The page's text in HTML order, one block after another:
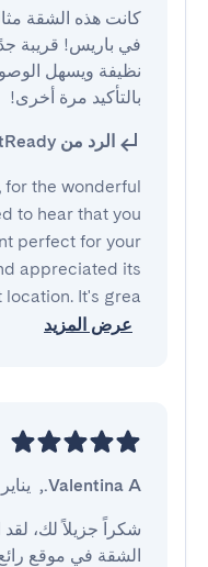
بالتأكيد مرة أخرى!
الرد من GuestReady
for the wonderful
to hear that you
perfect for your
appreciated its
It's grea
عرض المزيد
Valentina A.
, يناير ٢٠٢٦
الشقة في موقع